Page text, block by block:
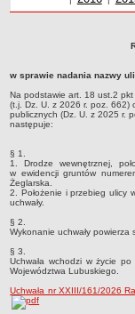
Współpraca
Aktualności
Obwieszczenia,
Drogi
Energia
Rozkłady jazdy
Wodociągi - ocena
Ogłoszenia o
Uchwała nr XXIII/161/
sprawie nadania nazwy
gminnym (t.j. Dz. U. z
Lubniewicach uchwala,
w sprawie nadania nazwy
Na podstawie art. 18 ust.2
(t.j. Dz. U. z 2026 r. poz. 662)
publicznych (Dz. U. z 2025 r.
następuje:
§ 1.
1. Drodze wewnętrznej,
w ewidencji gruntów
Żeglarska.
2. Położenie i przebieg ulicy
uchwały.
§ 2.
Wykonanie uchwały powierza
§ 3.
Uchwała wchodzi w życie
Województwa Lubuskiego.
Uchwała nr XXIII/161/2026